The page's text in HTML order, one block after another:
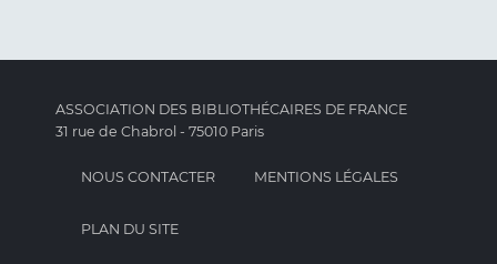
ASSOCIATION DES BIBLIOTHÉCAIRES DE FRANCE
31 rue de Chabrol - 75010 Paris
NOUS CONTACTER MENTIONS LÉGALES
PLAN DU SITE